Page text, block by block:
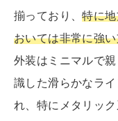
揃っており、特に
おいては非常に強
外装はミニマルで
識した滑らかなラ
れ、特にメタリッ